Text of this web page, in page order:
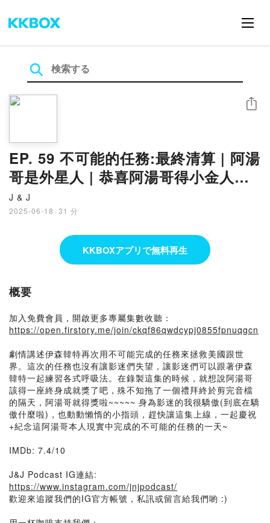
EP. 59 不可能的任務:最終清算 | 阿湯
哥是外星人 | 恭喜阿湯哥得小金人終
身成就獎
J & J
2025-06-18 · 31 分
シェア
KKBOXアプリで無料再生
概要
加入免費會員，開啟更多專屬集數收聽：
https://open.firstory.me/join/ckqf86qwdcypj0855fpnuqgcn
劇情講述伊森韓特再次用不可能完成的任務來拯救美國跟世
界。這次的任務也沒有讓影迷們失望，讓影迷們可以跟著伊森
韓特一起練習各式呼吸法。在錄製這集的時候，就想說阿湯哥
該得一座終身成就獎了吧，殊不知拖了一個禮拜終於剪完音檔
的隔天，阿湯哥就得獎啦~~~~~ 身為影迷的我很驕傲(到底在驕
傲什麼啦)，也動動懶惰的小指頭，趕快讓這集上線，一起慶祝
+紀念這阿湯哥本人現實中完成的不可能的任務的一天~
IMDb: 7.4/10
J&J Podcast IG連結:
https://www.instagram.com/jnjpodcast/
歡迎來追蹤我們的IG官方帳號，私訊或留言給我們喲 :)